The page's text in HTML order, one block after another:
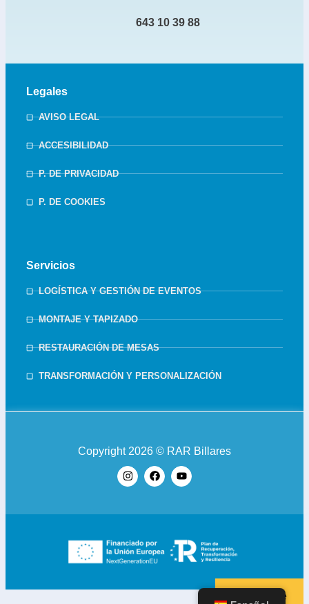
643 10 39 88
Legales
AVISO LEGAL
ACCESIBILIDAD
P. DE PRIVACIDAD
P. DE COOKIES
Servicios
LOGÍSTICA Y GESTIÓN DE EVENTOS
MONTAJE Y TAPIZADO
RESTAURACIÓN DE MESAS
TRANSFORMACIÓN Y PERSONALIZACIÓN
Copyright 2026 © RAR Billares
Suscribirse